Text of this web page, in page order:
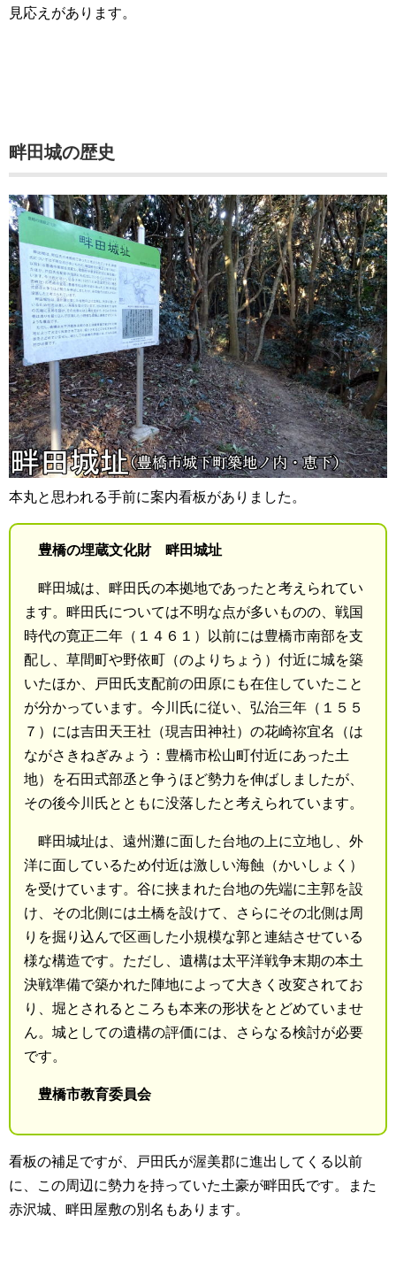
見応えがあります。
畔田城の歴史
本丸と思われる手前に案内看板がありました。
豊橋の埋蔵文化財 畔田城址
畔田城は、畔田氏の本拠地であったと考えられてい
ます。畔田氏については不明な点が多いものの、戦国
時代の寛正二年（１４６１）以前には豊橋市南部を支
配し、草間町や野依町（のよりちょう）付近に城を築
いたほか、戸田氏支配前の田原にも在住していたこと
が分かっています。今川氏に従い、弘治三年（１５５
７）には吉田天王社（現吉田神社）の花崎祢宜名（は
ながさきねぎみょう：豊橋市松山町付近にあった土
地）を石田式部丞と争うほど勢力を伸ばしましたが、
その後今川氏とともに没落したと考えられています。
畔田城址は、遠州灘に面した台地の上に立地し、外
洋に面しているため付近は激しい海蝕（かいしょく）
を受けています。谷に挟まれた台地の先端に主郭を設
け、その北側には土橋を設けて、さらにその北側は周
りを掘り込んで区画した小規模な郭と連結させている
様な構造です。ただし、遺構は太平洋戦争末期の本土
決戦準備で築かれた陣地によって大きく改変されてお
り、堀とされるところも本来の形状をとどめていませ
ん。城としての遺構の評価には、さらなる検討が必要
です。
豊橋市教育委員会
看板の補足ですが、戸田氏が渥美郡に進出してくる以前
に、この周辺に勢力を持っていた土豪が畔田氏です。また
赤沢城、畔田屋敷の別名もあります。